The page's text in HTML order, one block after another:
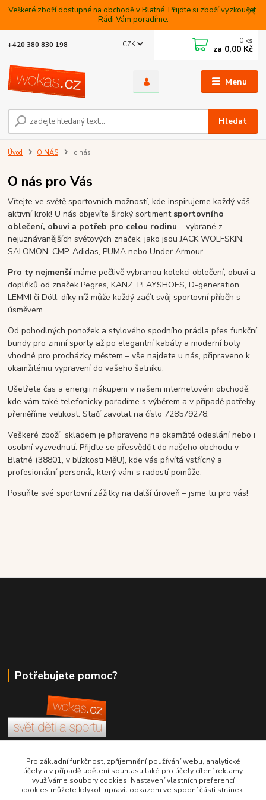
Veškeré zboží dostupné na obchodě v Blatné. Přijdte si zboží vyzkoušet.
Rádi Vám poradíme.
Menu
CZK
Hledat
+420 380 830 198 0 ks
za 0,00 Kč
Úvod O NÁS o nás
O nás pro Vás
Vítejte ve světě sportovních možností, kde inspirujeme každý váš
aktivní krok! U nás objevíte široký sortimentsportovního
oblečení, obuvi a potřeb pro celou rodinu – vybrané z
nejuznávanějších světových značek, jako jsou JACK WOLFSKIN,
SALOMON, CMP, Adidas, PUMA nebo Under Armour.
Pro ty nejmenšímáme pečlivě vybranou kolekci oblečení, obuvi a
doplňků od značek Pegres, KANZ, PLAYSHOES, D-generation,
LEMMI či Döll, díky níž může každý začít svůj sportovní příběh s
úsměvem.
Od pohodlných ponožek a stylového spodního prádla přes funkční
bundy pro zimní sporty až po elegantní kabáty a moderní boty
vhodné pro procházky městem – vše najdete u nás, připraveno k
okamžitému vypravení do vašeho šatníku.
Ušetřete čas a energii nákupem v našem internetovém obchodě,
kde vám také telefonicky poradíme s výběrem a v případě potřeby
přeměříme velikost. Stačí zavolat na číslo 728579278.
Veškeré zboží skladem je připraveno na okamžité odeslání nebo i
osobní vyzvednutí. Přijďte se přesvědčit do našeho obchodu v
Blatné (38801, v blízkosti MěU), kde vás přivítá vstřícný a
profesionální personál, který vám s radostí pomůže.
Posuňte své sportovní zážitky na další úroveň – jsme tu pro vás!
Potřebujete pomoc?
+420 380 830 198
wokas.online@yahoo.cz
Pro základní funkčnost, zpříjemnění používání webu, analytické
účely a v případě udělení souhlasu také pro účely cílení reklamy
využíváme soubory cookies. Nastavení vlastních preferencí
cookies můžete kdykoli upravit odkazem ve spodní části stránek.